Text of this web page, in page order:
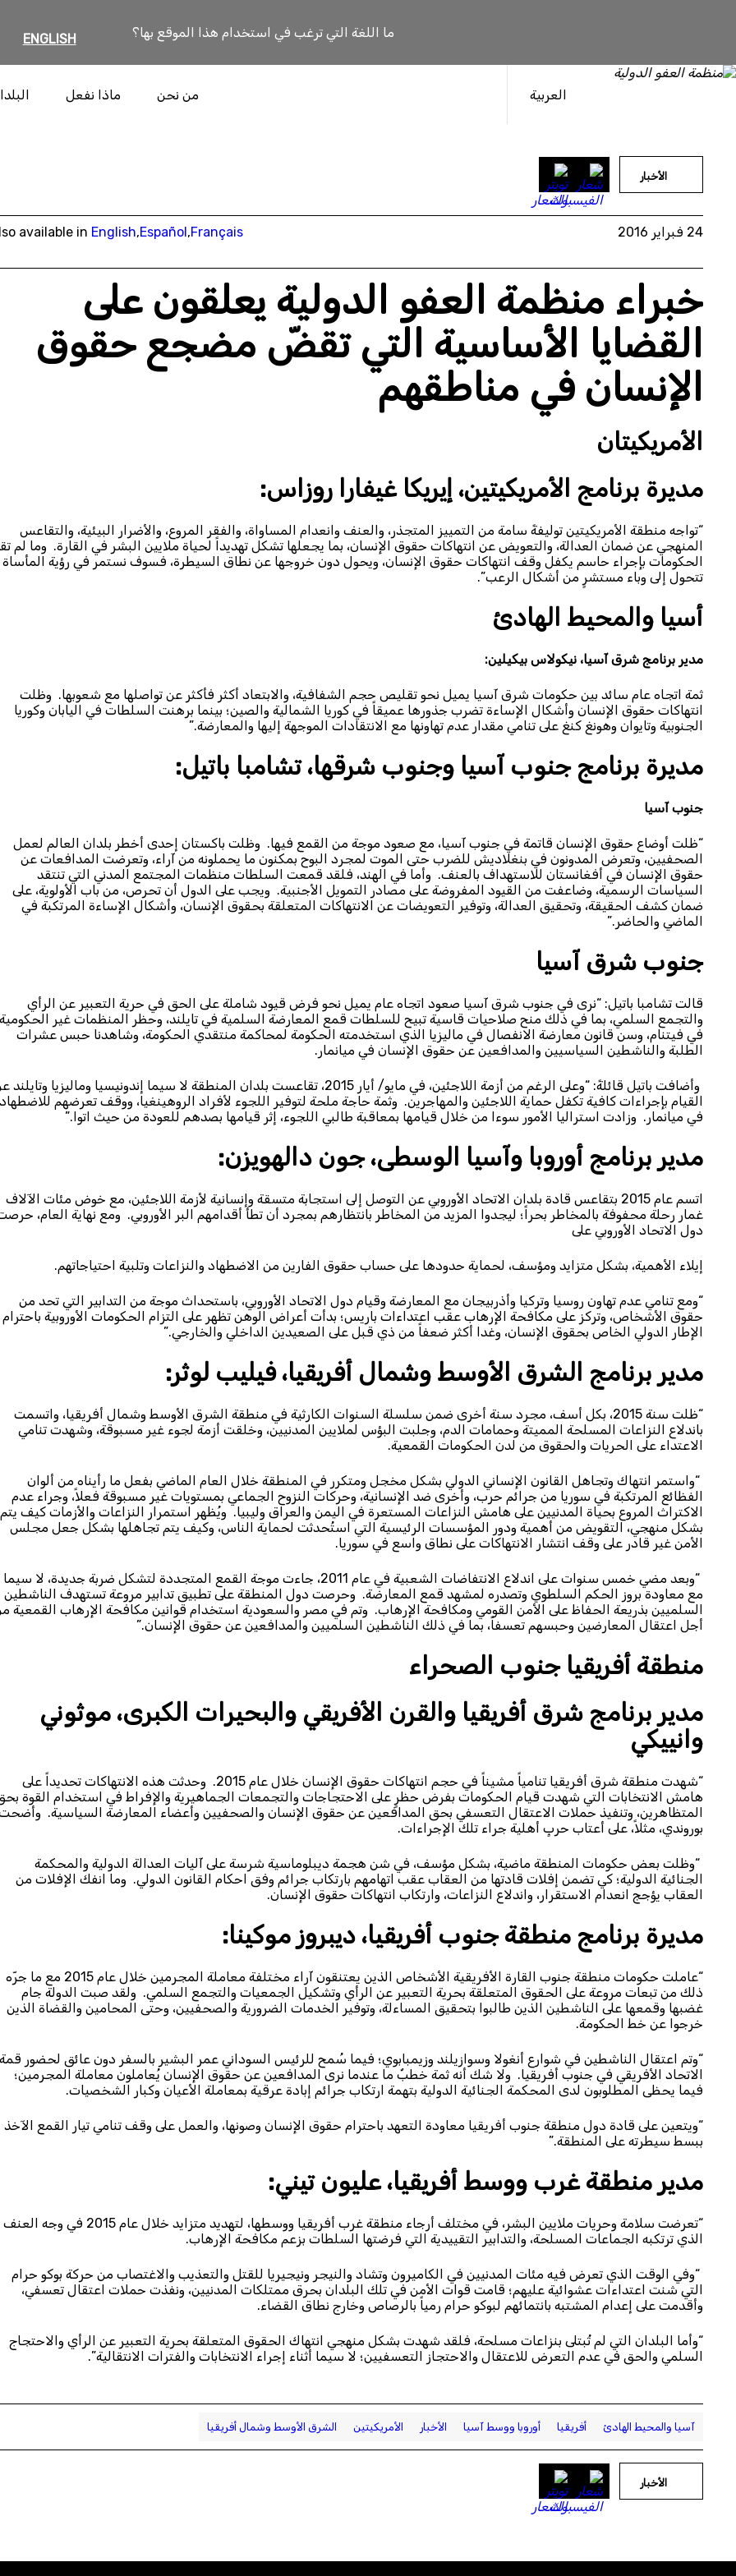
ما اللغة التي ترغب في استخدام هذا الموقع بها؟ ENGLISH
العربية من نحن ماذا نفعل
الأخبار
24 فبراير 2016 available in English,Español,Français
خبراء منظمة العفو الدولية يعلقون على
القضايا الأساسية التي تقضّ مضجع حقوق
الإنسان في مناطقهم
الأمريكيتان
مديرة برنامج الأمريكيتين، إيريكا غيفارا روزاس:
“تواجه منطقة الأمريكيتين توليفةً سامة من التمييز المتجذر، والعنف وانعدام المساواة، والفقر المروع، والأضرار البيئية، والتقاعس
المنهجي عن ضمان العدالة، والتعويض عن انتهاكات حقوق الإنسان، بما يجعلها تشكل تهديداً لحياة ملايين البشر في القارة. وما لم
الحكومات بإجراء حاسم يكفل وقف انتهاكات حقوق الإنسان، ويحول دون خروجها عن نطاق السيطرة، فسوف نستمر في رؤية المأساة
تتحول إلى وباء مستشرٍ من أشكال الرعب”.
أسيا والمحيط الهادئ
مدير برنامج شرق آسيا، نيكولاس بيكيلين:
ثمة اتجاه عام سائد بين حكومات شرق آسيا يميل نحو تقليص حجم الشفافية، والابتعاد أكثر فأكثر عن تواصلها مع شعوبها. وظلت
انتهاكات حقوق الإنسان وأشكال الإساءة تضرب جذورها عميقاً في كوريا الشمالية والصين؛ بينما برهنت السلطات في اليابان وكوريا
الجنوبية وتايوان وهونغ كنغ على تنامي مقدار عدم تهاونها مع الانتقادات الموجهة إليها والمعارضة.”
مديرة برنامج جنوب آسيا وجنوب شرقها، تشامبا باتيل:
جنوب آسيا
“ظلت أوضاع حقوق الإنسان قاتمة في جنوب آسيا، مع صعود موجة من القمع فيها. وظلت باكستان إحدى أخطر بلدان العالم لعمل
الصحفيين، وتعرض المدونون في بنغلاديش للضرب حتى الموت لمجرد البوح بمكنون ما يحملونه من آراء، وتعرضت المدافعات عن
حقوق الإنسان في أفغانستان للاستهداف بالعنف. وأما في الهند، فلقد قمعت السلطات منظمات المجتمع المدني التي تنتقد
السياسات الرسمية، وضاعفت من القيود المفروضة على مصادر التمويل الأجنبية. ويجب على الدول أن تحرص، من باب الأولوية، على
ضمان كشف الحقيقة، وتحقيق العدالة، وتوفير التعويضات عن الانتهاكات المتعلقة بحقوق الإنسان، وأشكال الإساءة المرتكبة في
الماضي والحاضر.”
جنوب شرق آسيا
قالت تشامبا باتيل: “نرى في جنوب شرق آسيا صعود اتجاه عام يميل نحو فرض قيود شاملة على الحق في حرية التعبير عن الرأي
والتجمع السلمي، بما في ذلك منح صلاحيات قاسية تبيح للسلطات قمع المعارضة السلمية في تايلند، وحظر المنظمات غير الحكومية
في فيتنام، وسن قانون معارضة الانفصال في ماليزيا الذي استخدمته الحكومة لمحاكمة منتقدي الحكومة، وشاهدنا حبس عشرات
الطلبة والناشطين السياسيين والمدافعين عن حقوق الإنسان في ميانمار.
وأضافت باتيل قائلةً: “وعلى الرغم من أزمة اللاجئين، في مايو/ أيار 2015، تقاعست بلدان المنطقة لا سيما إندونيسيا وماليزيا
القيام بإجراءات كافية تكفل حماية اللاجئين والمهاجرين. وثمة حاجة ملحة لتوفير اللجوء لأفراد الروهينغيا، ووقف تعرضهم للاضطهاد
في ميانمار. وزادت استراليا الأمور سوءا من خلال قيامها بمعاقبة طالبي اللجوء، إثر قيامها بصدهم للعودة من حيث اتوا.”
مدير برنامج أوروبا وآسيا الوسطى، جون دالهويزن:
اتسم عام 2015 بتقاعس قادة بلدان الاتحاد الأوروبي عن التوصل إلى استجابة متسقة وإنسانية لأزمة اللاجئين، مع خوض مئات الآلاف
غمار رحلة محفوفة بالمخاطر بحراً؛ ليجدوا المزيد من المخاطر بانتظارهم بمجرد أن تطأ أقدامهم البر الأوروبي. ومع نهاية العام،
دول الاتحاد الأوروبي على
إيلاء الأهمية، بشكل متزايد ومؤسف، لحماية حدودها على حساب حقوق الفارين من الاضطهاد والنزاعات وتلبية احتياجاتهم.
“ومع تنامي عدم تهاون روسيا وتركيا وأذربيجان مع المعارضة وقيام دول الاتحاد الأوروبي، باستحداث موجة من التدابير التي تحد من
حقوق الأشخاص، وتركز على مكافحة الإرهاب عقب اعتداءات باريس؛ بدأت أعراض الوهن تظهر على التزام الحكومات الأوروبية باحترام
الإطار الدولي الخاص بحقوق الإنسان، وغدا أكثر ضعفاً من ذي قبل على الصعيدين الداخلي والخارجي.”
مدير برنامج الشرق الأوسط وشمال أفريقيا، فيليب لوثر:
“ظلت سنة 2015، بكل أسف، مجرد سنة أخرى ضمن سلسلة السنوات الكارثية في منطقة الشرق الأوسط وشمال أفريقيا، واتسمت
باندلاع النزاعات المسلحة المميتة وحمامات الدم، وجلبت البؤس لملايين المدنيين، وخلقت أزمة لجوء غير مسبوقة، وشهدت تنامي
الاعتداء على الحريات والحقوق من لدن الحكومات القمعية.
“واستمر انتهاك وتجاهل القانون الإنساني الدولي بشكل مخجل ومتكرر في المنطقة خلال العام الماضي بفعل ما رأيناه من ألوان
الفظائع المرتكبة في سوريا من جرائم حرب، وأخرى ضد الإنسانية، وحركات النزوح الجماعي بمستويات غير مسبوقة فعلاً، وجراء عدم
الاكتراث المروع بحياة المدنيين على هامش النزاعات المستعرة في اليمن والعراق وليبيا. ويُظهر استمرار النزاعات والأزمات كيف
بشكل منهجي، التقويض من أهمية ودور المؤسسات الرئيسية التي استُحدثت لحماية الناس، وكيف يتم تجاهلها بشكل جعل مجلس
الأمن غير قادر على وقف انتشار الانتهاكات على نطاق واسع في سوريا.
“وبعد مضي خمس سنوات على اندلاع الانتفاضات الشعبية في عام 2011، جاءت موجة القمع المتجددة لتشكل ضربة جديدة، لا سيما
مع معاودة بروز الحكم السلطوي وتصدره لمشهد قمع المعارضة. وحرصت دول المنطقة على تطبيق تدابير مروعة تستهدف الناشطين
السلميين بذريعة الحفاظ على الأمن القومي ومكافحة الإرهاب. وتم في مصر والسعودية استخدام قوانين مكافحة الإرهاب القمعية
أجل اعتقال المعارضين وحبسهم تعسفاً، بما في ذلك الناشطين السلميين والمدافعين عن حقوق الإنسان.”
منطقة أفريقيا جنوب الصحراء
مدير برنامج شرق أفريقيا والقرن الأفريقي والبحيرات الكبرى، موثوني
وانييكي
“شهدت منطقة شرق أفريقيا تنامياً مشيناً في حجم انتهاكات حقوق الإنسان خلال عام 2015. وحدثت هذه الانتهاكات تحديداً على
هامش الانتخابات التي شهدت قيام الحكومات بفرض حظرٍ على الاحتجاجات والتجمعات الجماهيرية والإفراط في استخدام القوة
المتظاهرين، وتنفيذ حملات الاعتقال التعسفي بحق المدافعين عن حقوق الإنسان والصحفيين وأعضاء المعارضة السياسية.
بوروندي، مثلاً، على أعتاب حربٍ أهلية جراء تلك الإجراءات.
“وظلت بعض حكومات المنطقة ماضية، بشكل مؤسف، في شن هجمة ديبلوماسية شرسة على آليات العدالة الدولية والمحكمة
الجنائية الدولية؛ كي تضمن إفلات قادتها من العقاب عقب اتهامهم بارتكاب جرائم وفق احكام القانون الدولي. وما انفك الإفلات من
العقاب يؤجج انعدام الاستقرار، واندلاع النزاعات، وارتكاب انتهاكات حقوق الإنسان.
مديرة برنامج منطقة جنوب أفريقيا، ديبروز موكينا:
“عاملت حكومات منطقة جنوب القارة الأفريقية الأشخاص الذين يعتنقون آراء مختلفة معاملة المجرمين خلال عام 2015 مع ما جرّه
ذلك من تبعات مروعة على الحقوق المتعلقة بحرية التعبير عن الرأي وتشكيل الجمعيات والتجمع السلمي. ولقد صبت الدولة جام
غضبها وقمعها على الناشطين الذين طالبوا بتحقيق المساءلة، وتوفير الخدمات الضرورية والصحفيين، وحتى المحامين والقضاة الذين
خرجوا عن خط الحكومة.
“وتم اعتقال الناشطين في شوارع أنغولا وسوازيلند وزيمبابوي؛ فيما سُمح للرئيس السوداني عمر البشير بالسفر دون عائق لحضور قمة
الاتحاد الأفريقي في جنوب أفريقيا. ولا شك أنه ثمة خطبٌ ما عندما نرى المدافعين عن حقوق الإنسان يُعاملون معاملة المجرمين؛
فيما يحظى المطلوبون لدى المحكمة الجنائية الدولية بتهمة ارتكاب جرائم إبادة عرقية بمعاملة الأعيان وكبار الشخصيات.
“ويتعين على قادة دول منطقة جنوب أفريقيا معاودة التعهد باحترام حقوق الإنسان وصونها، والعمل على وقف تنامي تيار القمع الآخذ
ببسط سيطرته على المنطقة.”
مدير منطقة غرب ووسط أفريقيا، عليون تيني:
“تعرضت سلامة وحريات ملايين البشر، في مختلف أرجاء منطقة غرب أفريقيا ووسطها، لتهديد متزايد خلال عام 2015 في وجه العنف
الذي ترتكبه الجماعات المسلحة، والتدابير التقييدية التي فرضتها السلطات بزعم مكافحة الإرهاب.
“وفي الوقت الذي تعرض فيه مئات المدنيين في الكاميرون وتشاد والنيجر ونيجيريا للقتل والتعذيب والاغتصاب من حركة بوكو حرام
التي شنت اعتداءات عشوائية عليهم؛ قامت قوات الأمن في تلك البلدان بحرق ممتلكات المدنيين، ونفذت حملات اعتقال تعسفي،
وأقدمت على إعدام المشتبه بانتمائهم لبوكو حرام رمياً بالرصاص وخارج نطاق القضاء.
“وأما البلدان التي لم تُبتلى بنزاعات مسلحة، فلقد شهدت بشكل منهجي انتهاك الحقوق المتعلقة بحرية التعبير عن الرأي والاحتجاج
السلمي والحق في عدم التعرض للاعتقال والاحتجاز التعسفيين؛ لا سيما أثناء إجراء الانتخابات والفترات الانتقالية”.
آسيا والمحيط الهادئ أفريقيا أوروبا ووسط آسيا الأخبار الأمريكيتين الشرق الأوسط وشمال أفريقيا
الأخبار